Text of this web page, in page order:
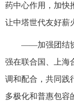
药中心作用，加快
让中塔世代友好薪
——加强团结
强在联合国、上海
调和配合，共同践
多极化和普惠包容